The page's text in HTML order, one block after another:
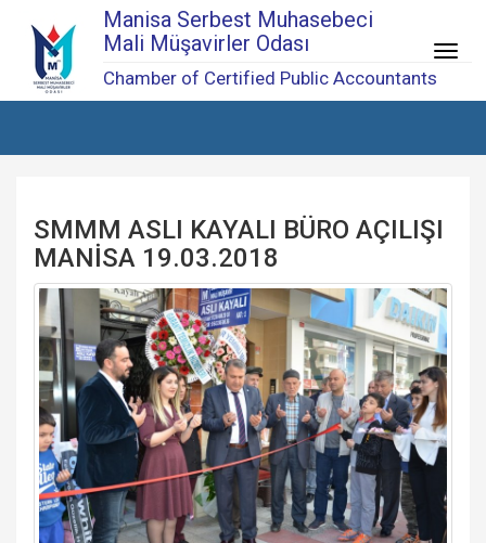
Menü
Manisa Serbest Muhasebeci
Mali Müşavirler Odası
Chamber of Certified Public Accountants
SMMM ASLI KAYALI BÜRO AÇILIŞI
MANİSA 19.03.2018